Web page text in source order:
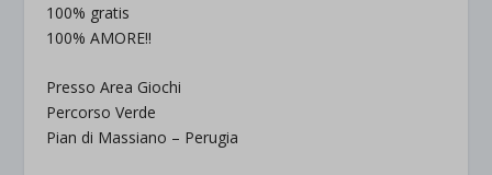
100% gratis
100% AMORE!!
Presso Area Giochi
Percorso Verde
Pian di Massiano – Perugia